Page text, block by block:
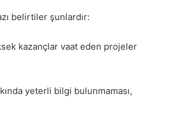
belirtiler şunlardır:
kazançlar vaat eden projeler
yeterli bilgi bulunmaması,